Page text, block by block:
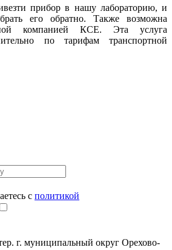
прибор в нашу лабораторию, и
его обратно. Также возможна
компанией КСЕ. Эта услуга
по тарифам транспортной
с политикой
г. муниципальный округ Орехово-